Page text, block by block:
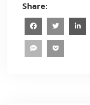
Share: